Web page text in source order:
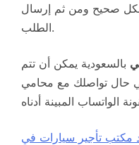
صحيح ومن ثم إرسال
الطلب.
بالسعودية يمكن أن تتم
حال تواصلك مع محامي
تأجير سيارات في